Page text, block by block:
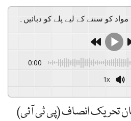
کو سننے کے لیے پلے کو دبائیں۔
0:00
1x
تحریک انصاف (پی ٹی آئی)